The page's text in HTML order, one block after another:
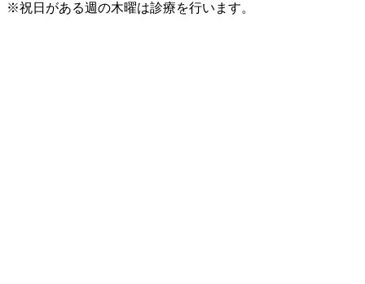
※祝日がある週の木曜は診療を行います。